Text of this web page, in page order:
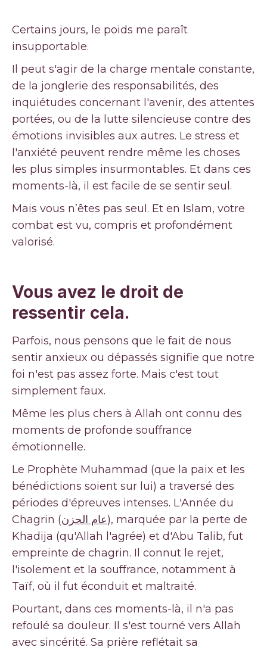
Certains jours, le poids me paraît
insupportable.
Il peut s'agir de la charge mentale constante,
de la jonglerie des responsabilités, des
inquiétudes concernant l'avenir, des attentes
portées, ou de la lutte silencieuse contre des
émotions invisibles aux autres. Le stress et
l'anxiété peuvent rendre même les choses
les plus simples insurmontables. Et dans ces
moments-là, il est facile de se sentir seul.
Mais vous n’êtes pas seul. Et en Islam, votre
combat est vu, compris et profondément
valorisé.
Vous avez le droit de
ressentir cela.
Parfois, nous pensons que le fait de nous
sentir anxieux ou dépassés signifie que notre
foi n'est pas assez forte. Mais c'est tout
simplement faux.
Même les plus chers à Allah ont connu des
moments de profonde souffrance
émotionnelle.
Le Prophète Muhammad (que la paix et les
bénédictions soient sur lui) a traversé des
périodes d'épreuves intenses. L'Année du
Chagrin (عام الحزن), marquée par la perte de
Khadija (qu'Allah l'agrée) et d'Abu Talib, fut
empreinte de chagrin. Il connut le rejet,
l'isolement et la souffrance, notamment à
Taïf, où il fut éconduit et maltraité.
Pourtant, dans ces moments-là, il n'a pas
refoulé sa douleur. Il s'est tourné vers Allah
avec sincérité. Sa prière reflétait sa